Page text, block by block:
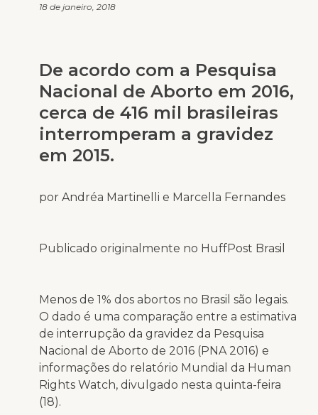
18 de janeiro, 2018
De acordo com a Pesquisa
Nacional de Aborto em 2016,
cerca de 416 mil brasileiras
interromperam a gravidez
em 2015.
por Andréa Martinelli e Marcella Fernandes
Publicado originalmente no HuffPost Brasil
Menos de 1% dos abortos no Brasil são legais.
O dado é uma comparação entre a estimativa
de interrupção da gravidez da Pesquisa
Nacional de Aborto de 2016 (PNA 2016) e
informações do relatório Mundial da Human
Rights Watch, divulgado nesta quinta-feira
(18).